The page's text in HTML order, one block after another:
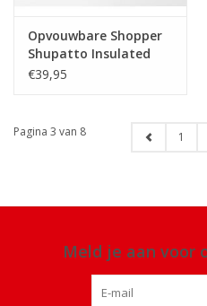
Opvouwbare Shopper
Shupatto Insulated
20L met rits White
€39,95
Pagina 3 van 8 1
Meld je aan voor